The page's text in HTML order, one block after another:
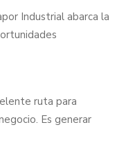
Industrial abarca la
ruta para
Es generar